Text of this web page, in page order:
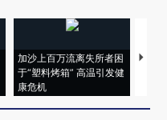
加沙上百万流离失所者困
于“塑料烤箱” 高温引发健
康危机
视线
术
心“